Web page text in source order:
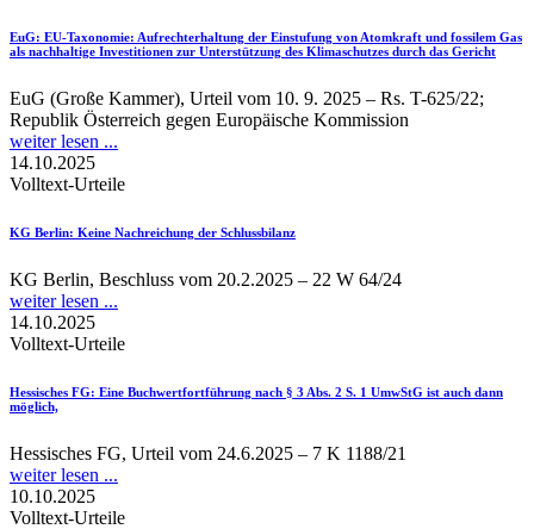
EuG: EU-Taxonomie: Aufrechterhaltung der Einstufung von Atomkraft und fossilem Gas
als nachhaltige Investitionen zur Unterstützung des Klimaschutzes durch das Gericht
EuG (Große Kammer), Urteil vom 10. 9. 2025 – Rs. T-625/22;
Republik Österreich gegen Europäische Kommission
weiter lesen ...
14.10.2025
Volltext-Urteile
KG Berlin: Keine Nachreichung der Schlussbilanz
KG Berlin, Beschluss vom 20.2.2025 – 22 W 64/24
weiter lesen ...
14.10.2025
Volltext-Urteile
Hessisches FG: Eine Buchwertfortführung nach § 3 Abs. 2 S. 1 UmwStG ist auch dann
möglich,
Hessisches FG, Urteil vom 24.6.2025 – 7 K 1188/21
weiter lesen ...
10.10.2025
Volltext-Urteile